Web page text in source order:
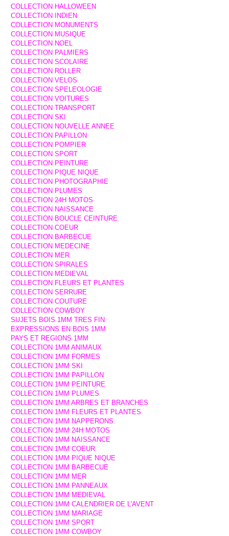
COLLECTION HALLOWEEN
COLLECTION INDIEN
COLLECTION MONUMENTS
COLLECTION MUSIQUE
COLLECTION NOEL
COLLECTION PALMIERS
COLLECTION SCOLAIRE
COLLECTION ROLLER
COLLECTION VELOS
COLLECTION SPELEOLOGIE
COLLECTION VOITURES
COLLECTION TRANSPORT
COLLECTION SKI
COLLECTION NOUVELLE ANNEE
COLLECTION PAPILLON
COLLECTION POMPIER
COLLECTION SPORT
COLLECTION PEINTURE
COLLECTION PIQUE NIQUE
COLLECTION PHOTOGRAPHIE
COLLECTION PLUMES
COLLECTION 24H MOTOS
COLLECTION NAISSANCE
COLLECTION BOUCLE CEINTURE
COLLECTION COEUR
COLLECTION BARBECUE
COLLECTION MEDECINE
COLLECTION MER
COLLECTION SPIRALES
COLLECTION MEDIEVAL
COLLECTION FLEURS ET PLANTES
COLLECTION SERRURE
COLLECTION COUTURE
COLLECTION COWBOY
SUJETS BOIS 1MM TRES FIN
EXPRESSIONS EN BOIS 1MM
PAYS ET REGIONS 1MM
COLLECTION 1MM ANIMAUX
COLLECTION 1MM FORMES
COLLECTION 1MM SKI
COLLECTION 1MM PAPILLON
COLLECTION 1MM PEINTURE
COLLECTION 1MM PLUMES
COLLECTION 1MM ARBRES ET BRANCHES
COLLECTION 1MM FLEURS ET PLANTES
COLLECTION 1MM NAPPERONS
COLLECTION 1MM 24H MOTOS
COLLECTION 1MM NAISSANCE
COLLECTION 1MM COEUR
COLLECTION 1MM PIQUE NIQUE
COLLECTION 1MM BARBECUE
COLLECTION 1MM MER
COLLECTION 1MM PANNEAUX
COLLECTION 1MM MEDIEVAL
COLLECTION 1MM CALENDRIER DE L'AVENT
COLLECTION 1MM MARIAGE
COLLECTION 1MM SPORT
COLLECTION 1MM COWBOY